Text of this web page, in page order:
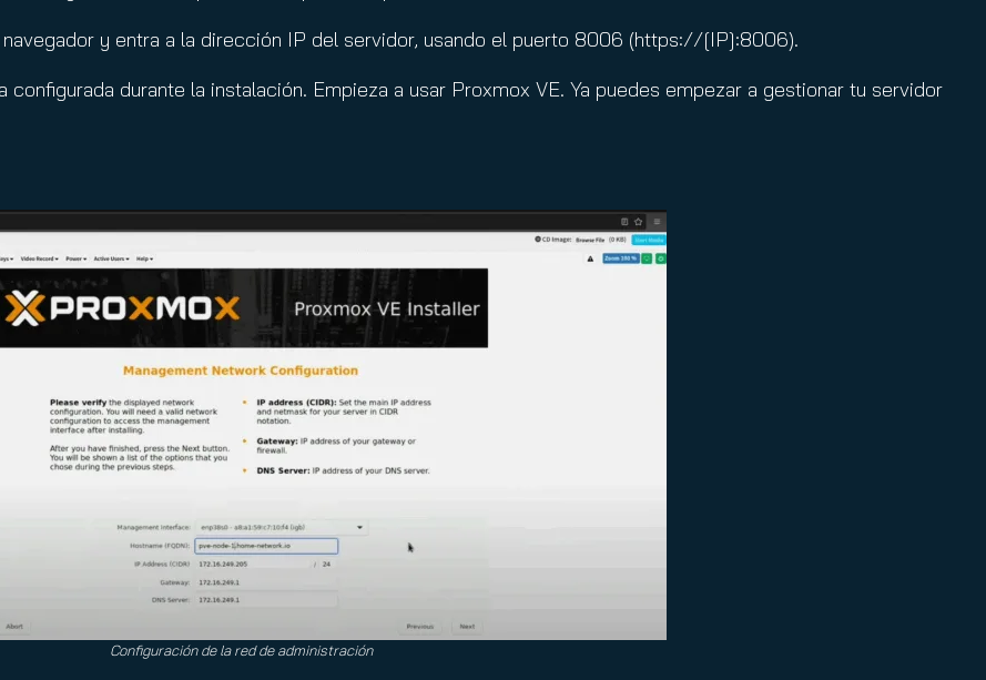
y entra a la dirección IP del servidor, usando el puerto 8006 (https://[IP]:8006).
durante la instalación. Empieza a usar Proxmox VE. Ya puedes empezar a gestionar tu servidor
Configuración de la red de administración